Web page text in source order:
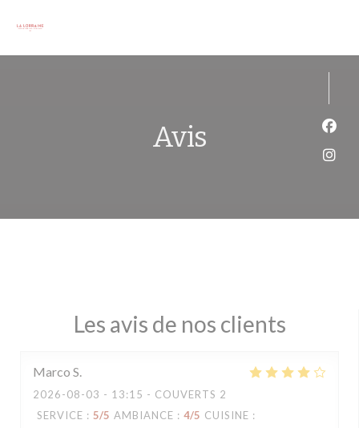
Avis
Les avis de nos clients
Marco S
2026-08-03 - 13:15 - COUVERTS 2
SERVICE : 5/5 AMBIANCE : 4/5 CUISINE :